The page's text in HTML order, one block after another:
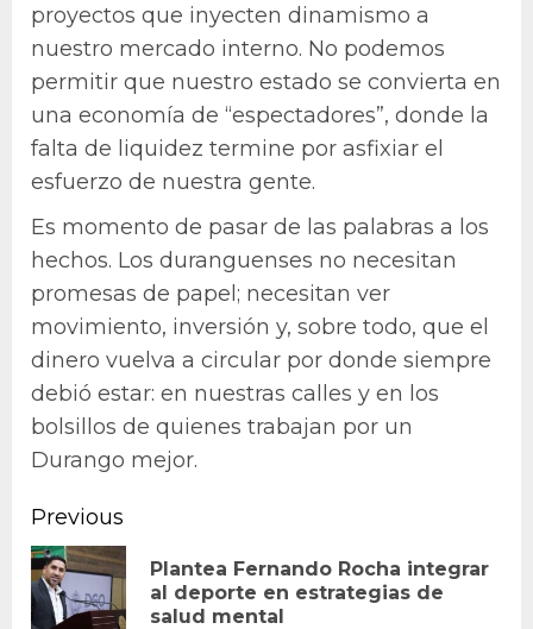
proyectos que inyecten dinamismo a
nuestro mercado interno. No podemos
permitir que nuestro estado se convierta en
una economía de “espectadores”, donde la
falta de liquidez termine por asfixiar el
esfuerzo de nuestra gente.
Es momento de pasar de las palabras a los
hechos. Los duranguenses no necesitan
promesas de papel; necesitan ver
movimiento, inversión y, sobre todo, que el
dinero vuelva a circular por donde siempre
debió estar: en nuestras calles y en los
bolsillos de quienes trabajan por un
Durango mejor.
Continue
Reading
Previous
Plantea Fernando Rocha integrar
al deporte en estrategias de
salud mental